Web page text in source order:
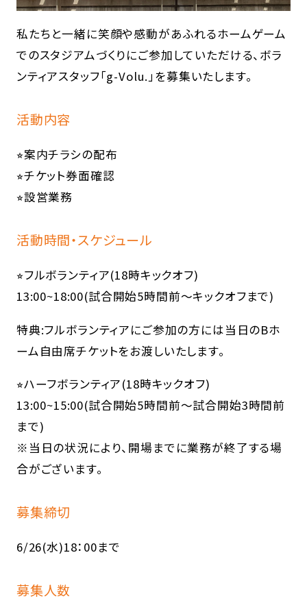
私たちと一緒に笑顔や感動があふれるホームゲーム
でのスタジアムづくりにご参加していただける、ボラ
ンティアスタッフ「g-Volu.」を募集いたします。
活動内容
⭐︎案内チラシの配布
⭐︎チケット券面確認
⭐︎設営業務
活動時間・スケジュール
⭐︎フルボランティア(18時キックオフ)
13:00~18:00(試合開始5時間前～キックオフまで)
特典:フルボランティアにご参加の方には当日のBホ
ーム自由席チケットをお渡しいたします。
⭐︎ハーフボランティア(18時キックオフ)
13:00~15:00(試合開始5時間前～試合開始3時間前
まで)
※当日の状況により、開場までに業務が終了する場
合がございます。
募集締切
6/26(水)18：00まで
募集人数